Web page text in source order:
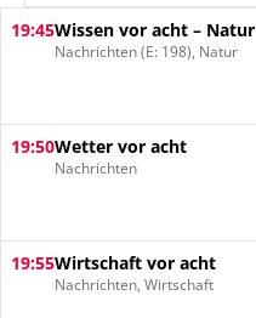
19:45Wissen vor acht – Natur
Nachrichten (E: 198), Natur
19:50Wetter vor acht
Nachrichten
19:55Wirtschaft vor acht
Nachrichten, Wirtschaft